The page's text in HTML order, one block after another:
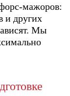
мажоров:
и других
Мы